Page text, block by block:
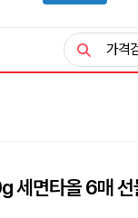
가격
세면타올 6매 선